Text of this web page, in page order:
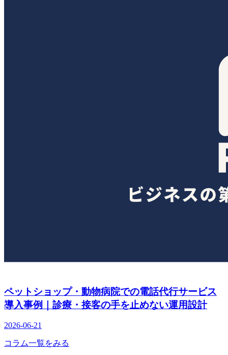
ペットショップ・動物病院での電話代行サービス
導入事例｜診療・接客の手を止めない運用設計
2026-06-21
コラム一覧をみる